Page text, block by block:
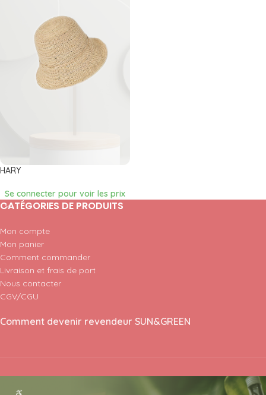
HARY
Se connecter pour voir les prix
CATÉGORIES DE PRODUITS
Mon compte
Mon panier
Comment commander
Livraison et frais de port
Nous contacter
CGV/CGU
Comment devenir revendeur SUN&GREEN